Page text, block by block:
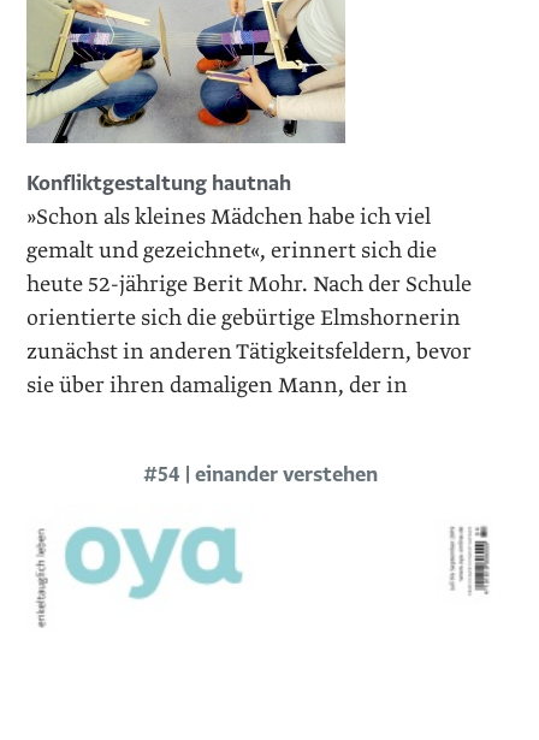
Konfliktgestaltung hautnah
»Schon als kleines Mädchen habe ich viel
gemalt und gezeichnet«, erinnert sich die
heute 52-jährige Berit Mohr. Nach der Schule
orientierte sich die gebürtige Elmshornerin
zunächst in anderen Tätigkeitsfeldern, bevor
sie über ihren damaligen Mann, der in
#54 | einander verstehen